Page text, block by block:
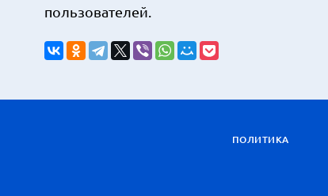
пользователей.
ПОЛИТИКА